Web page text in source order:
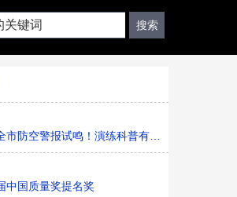
市防空警报试鸣！演练科普有序进行，人防意
中国质量奖提名奖